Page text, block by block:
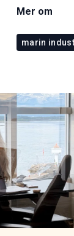
Mer om
marin